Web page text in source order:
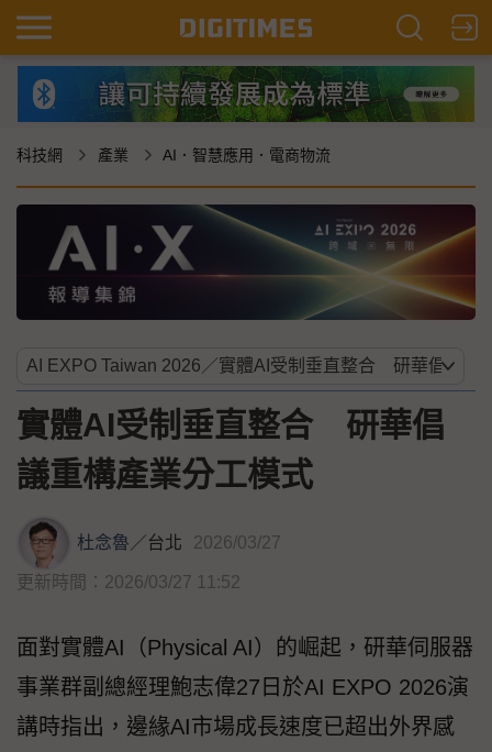
科技網 產業 AI．智慧應用．電商物流
實體AI受制垂直整合 研華倡
議重構產業分工模式
杜念魯 ／台北 2026/03/27
更新時間：2026/03/27 11:52
面對實體AI（Physical AI）的崛起，研華伺服器
事業群副總經理鮑志偉27日於AI EXPO 2026演
講時指出，邊緣AI市場成長速度已超出外界感